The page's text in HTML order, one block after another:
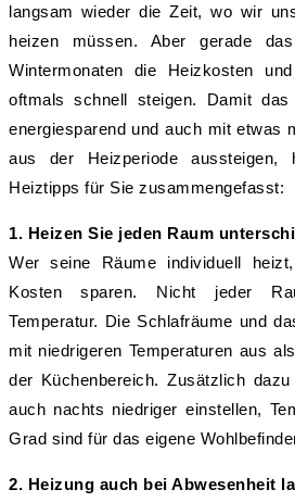
langsam wieder die Zeit, wo wir
heizen müssen. Aber gerade
Wintermonaten die Heizkosten
oftmals schnell steigen. Damit
energiesparend und auch mit etwas
aus der Heizperiode
Heiztipps für Sie zusammengefasst:
1. Heizen Sie jeden Raum
Wer seine Räume individuell
Kosten sparen. Nicht jeder
Temperatur. Die Schlafräume und
mit niedrigeren Temperaturen aus
der Küchenbereich. Zusätzlich
auch nachts niedriger einstellen,
Grad sind für das eigene
2. Heizung auch bei Abwesenheit